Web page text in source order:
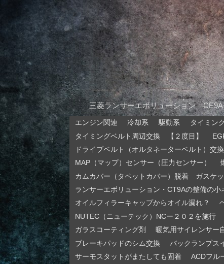
三菱ランサーエボリューション CE9A
エンジン関連 冷却系 駆動系 タイミン
タイミングベルト周辺交換 【２度目】
ドライブベルト（オルタネーターベルト）交換
MAP（マップ）センサー（圧力センサー）
カムカバー（タペットカバー）脱着 ガスケ
ランサーエボリューション・CT9Aの整備の小
オイルフィラーキャップからオイル漏れ？
NUTEC（ニューテック）NCー２０２を施行
ガラスコーティング剤
暖気用サイレンサー
ブレーキパッドのシム交換
バックランプス
サーモスタットがまたしても固着
ACDフル